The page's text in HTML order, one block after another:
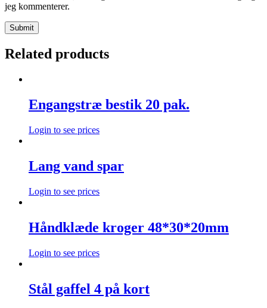
jeg kommenterer.
Related products
Engangstræ bestik 20 pak.
Login to see prices
Lang vand spar
Login to see prices
Håndklæde kroger 48*30*20mm
Login to see prices
Stål gaffel 4 på kort